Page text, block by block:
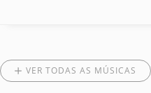
VER TODAS AS MÚSICAS